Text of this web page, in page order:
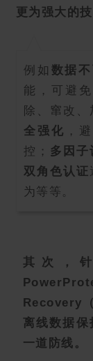
更为强大的
例如 数据
能，可避
除、窜改、
全强化 ，
控；
多因子
双角色认证
为等等。
其次，
Recovery
离线数据保
一道防线。